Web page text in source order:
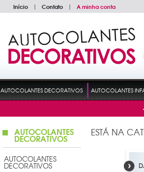
Início | Contato | A minha conta
AUTOCOLANTES DECORATIVOS AUTOCOLANTES
AUTOCOLANTES
DECORATIVOS
AUTOCOLANTES
DECORATIVOS
ESTÁ NA